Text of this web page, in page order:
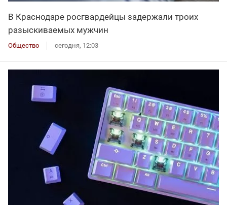
В Краснодаре росгвардейцы задержали троих
разыскиваемых мужчин
Общество сегодня, 12:03